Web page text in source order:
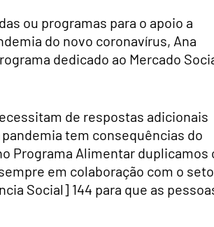
ou programas para o apoio a
do novo coronavírus, Ana
dedicado ao Mercado
de respostas adicionais
tem consequências do
Programa Alimentar duplicamos
em colaboração com o
Social] 144 para que as